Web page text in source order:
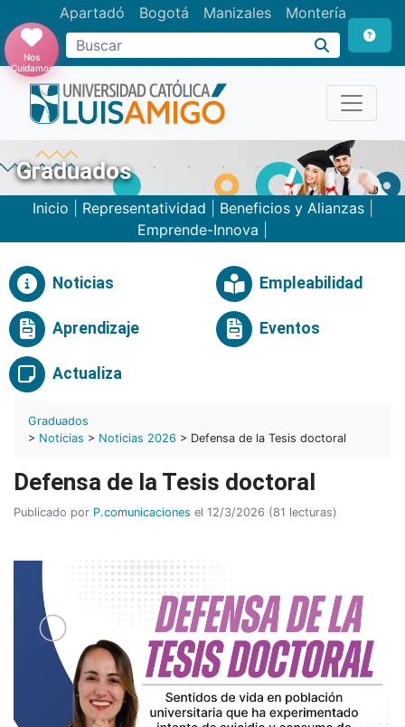
Apartadó Bogotá Manizales Montería
Buscar
Nos
Cuidamos
Graduados
Inicio Representatividad Beneficios y Alianzas|
Emprende-Innova
Noticias Empleabilidad
Aprendizaje Eventos
Actualiza
Graduados
> Noticias > Noticias 2026 > Defensa de la Tesis doctoral
Defensa de la Tesis doctoral
Publicado por P.comunicaciones el 12/3/2026 (81 lecturas)